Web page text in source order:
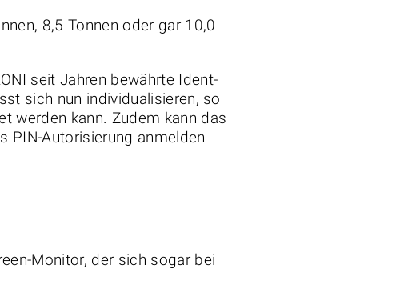
8,5 Tonnen oder gar 10,0
seit Jahren bewährte Ident-
sich nun individualisieren, so
werden kann. Zudem kann das
PIN-Autorisierung anmelden
Monitor, der sich sogar bei